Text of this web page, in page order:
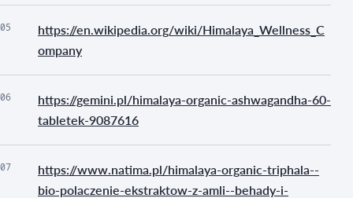
05
https://en.wikipedia.org/wiki/Himalaya_Wellness_C
ompany
06
https://gemini.pl/himalaya-organic-ashwagandha-60-
tabletek-9087616
07
https://www.natima.pl/himalaya-organic-triphala--
bio-polaczenie-ekstraktow-z-amli--behady-i-